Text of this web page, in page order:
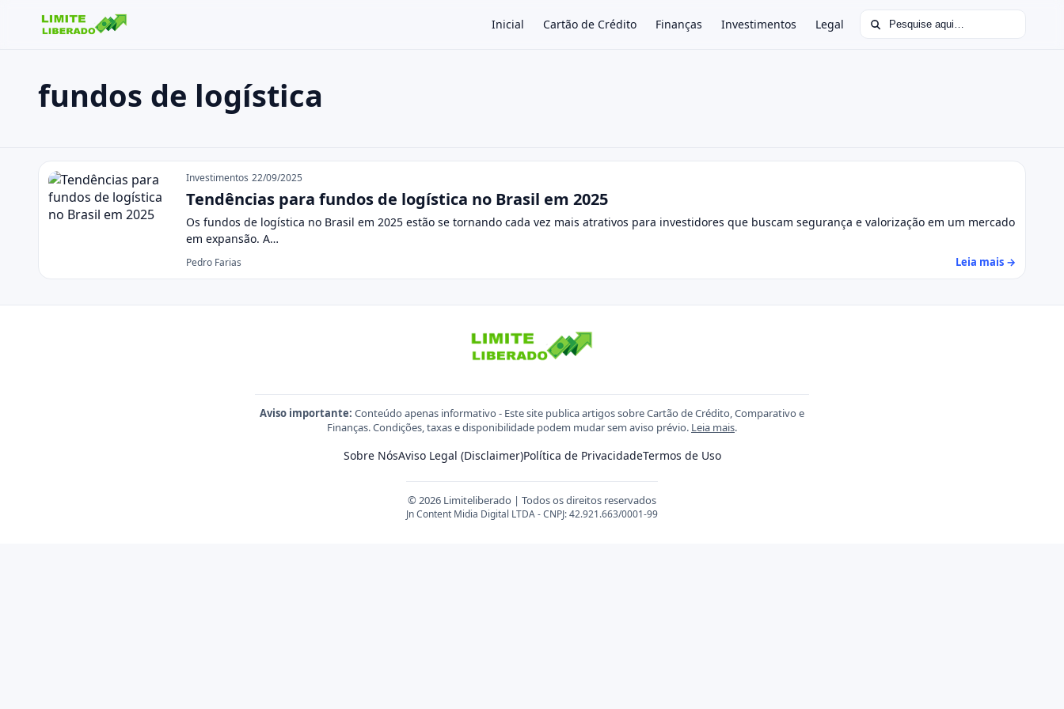
Inicial Cartão de Crédito Finanças Investimentos Legal Buscar por:
Buscar no site
Pressione Enter para buscar ou ESC para fechar.
fundos de logística
fundos de logísticaInvestimentos 22/09/2025
Tendências para fundos de logística no Brasil em 2025
Os fundos de logística no Brasil em 2025 estão se tornando cada vez mais atrativos para investidores que buscam segurança e valorização em um mercado
em expansão. A…
Pedro Farias Leia mais →
Aviso importante: Conteúdo apenas informativo - Este site publica artigos sobre Cartão de Crédito, Comparativo e
Finanças. Condições, taxas e disponibilidade podem mudar sem aviso prévio. Leia mais.
Sobre NósAviso Legal (Disclaimer)Política de PrivacidadeTermos de Uso
© 2026 Limiteliberado | Todos os direitos reservados
Jn Content Midia Digital LTDA - CNPJ: 42.921.663/0001-99